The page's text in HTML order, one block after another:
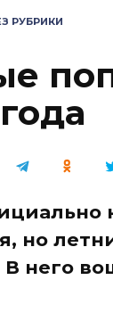
РУБРИКИ
но
В него